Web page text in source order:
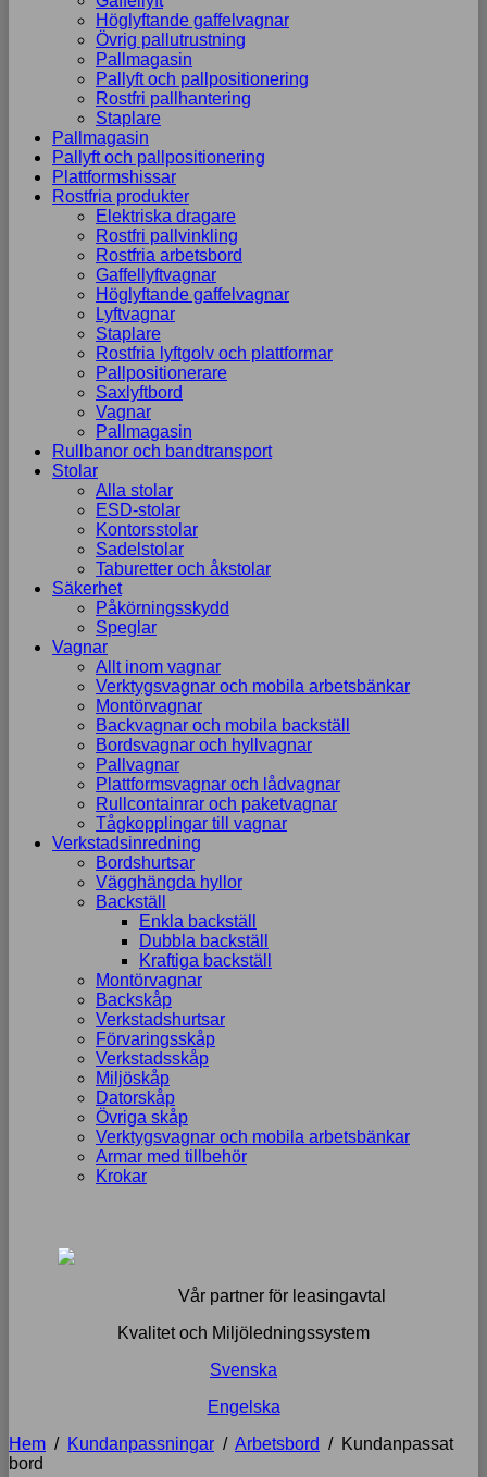
Höglyftande gaffelvagnar
Övrig pallutrustning
Pallmagasin
Pallyft och pallpositionering
Rostfri pallhantering
Staplare
Pallmagasin
Pallyft och pallpositionering
Plattformshissar
Rostfria produkter
Elektriska dragare
Rostfri pallvinkling
Rostfria arbetsbord
Gaffellyftvagnar
Höglyftande gaffelvagnar
Lyftvagnar
Staplare
Rostfria lyftgolv och plattformar
Pallpositionerare
Saxlyftbord
Vagnar
Pallmagasin
Rullbanor och bandtransport
Stolar
Alla stolar
ESD-stolar
Kontorsstolar
Sadelstolar
Taburetter och åkstolar
Säkerhet
Påkörningsskydd
Speglar
Vagnar
Allt inom vagnar
Verktygsvagnar och mobila arbetsbänkar
Montörvagnar
Backvagnar och mobila backställ
Bordsvagnar och hyllvagnar
Pallvagnar
Plattformsvagnar och lådvagnar
Rullcontainrar och paketvagnar
Tågkopplingar till vagnar
Verkstadsinredning
Bordshurtsar
Vägghängda hyllor
Backställ
Enkla backställ
Dubbla backställ
Kraftiga backställ
Montörvagnar
Backskåp
Verkstadshurtsar
Förvaringsskåp
Verkstadsskåp
Miljöskåp
Datorskåp
Övriga skåp
Verktygsvagnar och mobila arbetsbänkar
Armar med tillbehör
Krokar
Vår partner för leasingavtal
Kvalitet och Miljöledningssystem
Svenska
Engelska
Hem / Kundanpassningar / Arbetsbord / Kundanpassat
bord